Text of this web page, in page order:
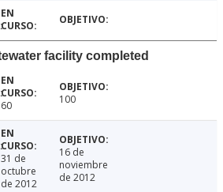
facility completed
60 100
31 de
octubre
de 2012
16 de
noviembre
de 2012